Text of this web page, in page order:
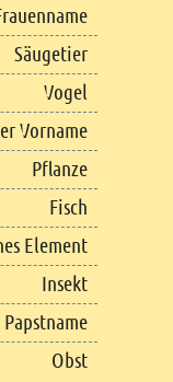
Säugetier
Vogel
Vorname
Pflanze
Fisch
Element
Insekt
Papstname
Obst